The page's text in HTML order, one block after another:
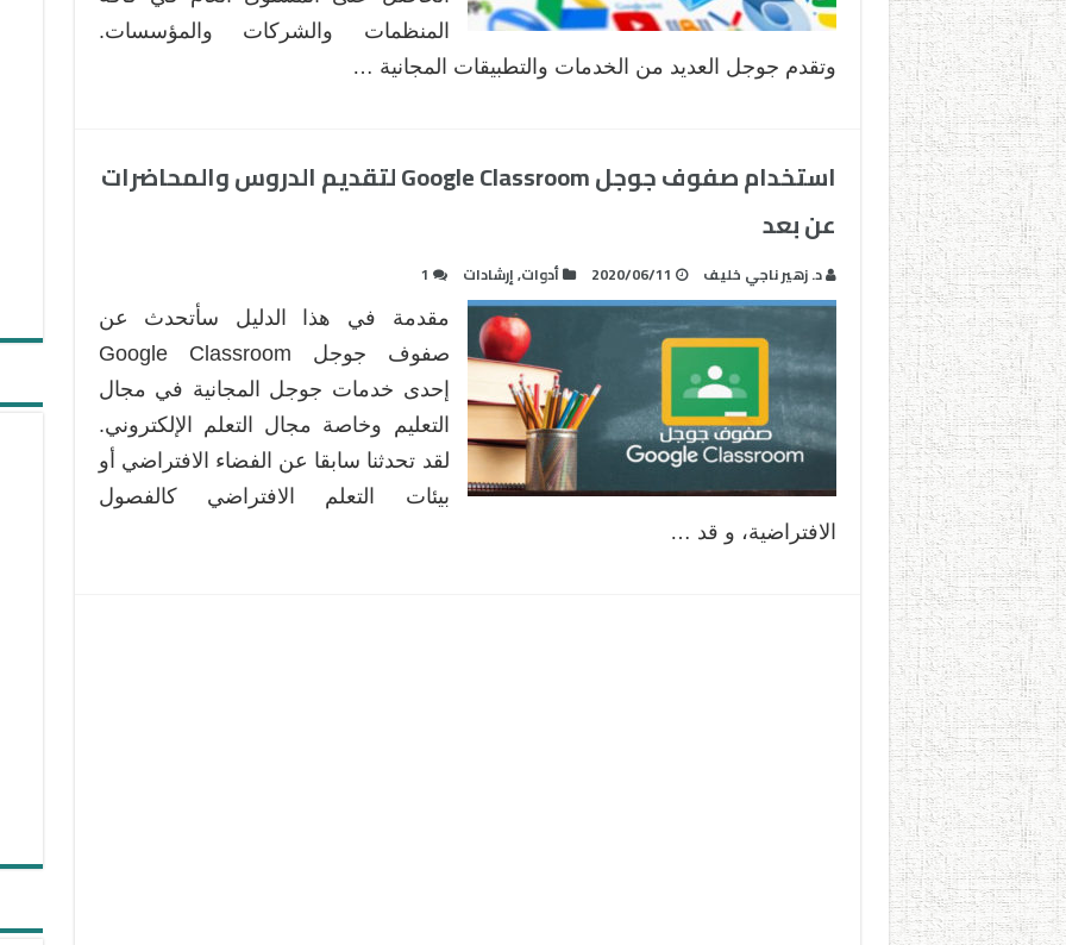
المنظمات والشركات والمؤسسات.
وتقدم جوجل العديد من الخدمات والتطبيقات المجانية …
استخدام صفوف جوجل Google Classroom لتقديم الدروس والمحاضرات
عن بعد
د. زهير ناجي خليف 2020/06/11 أدوات,إرشادات 1
مقدمة في هذا الدليل سأتحدث عن
صفوف جوجل Google Classroom
إحدى خدمات جوجل المجانية في مجال
التعليم وخاصة مجال التعلم الإلكتروني.
لقد تحدثنا سابقا عن الفضاء الافتراضي أو
بيئات التعلم الافتراضي كالفصول
الافتراضية، و قد …